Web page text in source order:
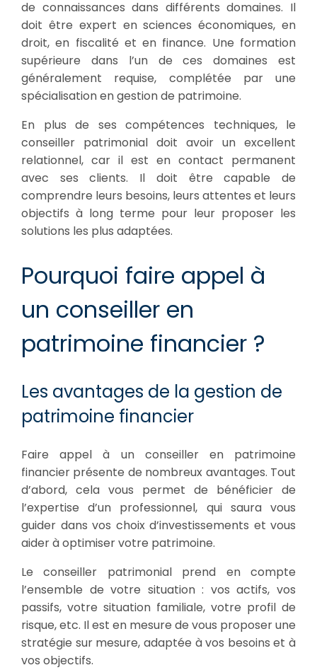
de connaissances dans différents domaines. Il
doit être expert en sciences économiques, en
droit, en fiscalité et en finance. Une formation
supérieure dans l’un de ces domaines est
généralement requise, complétée par une
spécialisation en gestion de patrimoine.
En plus de ses compétences techniques, le
conseiller patrimonial doit avoir un excellent
relationnel, car il est en contact permanent
avec ses clients. Il doit être capable de
comprendre leurs besoins, leurs attentes et leurs
objectifs à long terme pour leur proposer les
solutions les plus adaptées.
Pourquoi faire appel à
un conseiller en
patrimoine financier ?
Les avantages de la gestion de
patrimoine financier
Faire appel à un conseiller en patrimoine
financier présente de nombreux avantages. Tout
d’abord, cela vous permet de bénéficier de
l’expertise d’un professionnel, qui saura vous
guider dans vos choix d’investissements et vous
aider à optimiser votre patrimoine.
Le conseiller patrimonial prend en compte
l’ensemble de votre situation : vos actifs, vos
passifs, votre situation familiale, votre profil de
risque, etc. Il est en mesure de vous proposer une
stratégie sur mesure, adaptée à vos besoins et à
vos objectifs.